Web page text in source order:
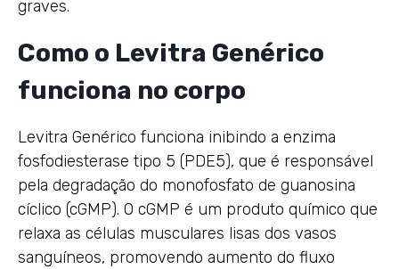
graves.
Como o Levitra Genérico
funciona no corpo
Levitra Genérico funciona inibindo a enzima
fosfodiesterase tipo 5 (PDE5), que é responsável
pela degradação do monofosfato de guanosina
cíclico (cGMP). O cGMP é um produto químico que
relaxa as células musculares lisas dos vasos
sanguíneos, promovendo aumento do fluxo